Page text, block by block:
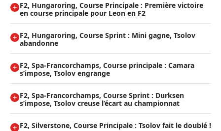
F2, Hungaroring, Course Principale : Première victoire
en course principale pour Leon en F2
F2, Hungaroring, Course Sprint : Mini gagne, Tsolov
abandonne
F2, Spa-Francorchamps, Course principale : Camara
s’impose, Tsolov engrange
F2, Spa-Francorchamps, Course Sprint : Durksen
s’impose, Tsolov creuse l’écart au championnat
F2, Silverstone, Course Principale : Tsolov fait le doublé !